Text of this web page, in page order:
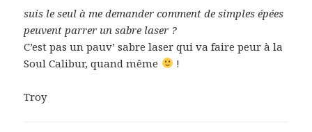
suis le seul à me demander comment de simples épées
peuvent parrer un sabre laser ?
C’est pas un pauv’ sabre laser qui va faire peur à la
Soul Calibur, quand même
!
Troy